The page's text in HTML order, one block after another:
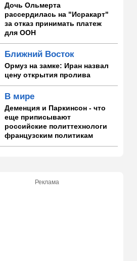
Дочь Ольмерта
рассердилась на "Исракарт"
за отказ принимать платеж
для ООН
Ближний Восток
Ормуз на замке: Иран назвал
цену открытия пролива
В мире
Деменция и Паркинсон - что
еще приписывают
российские политтехнологи
французским политикам
американский фермер-мем в
Реклама